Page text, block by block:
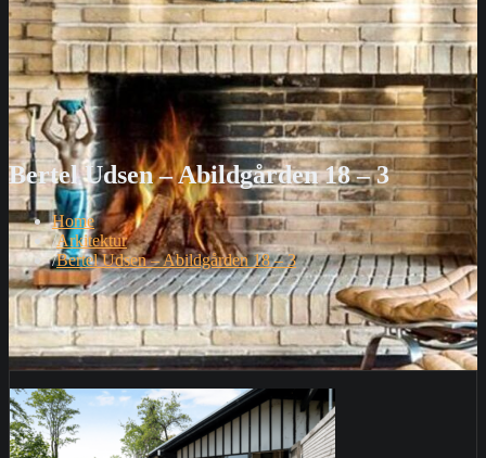
Bertel Udsen – Abildgården 18 – 3
Home
Arkitektur
Bertel Udsen – Abildgården 18 – 3